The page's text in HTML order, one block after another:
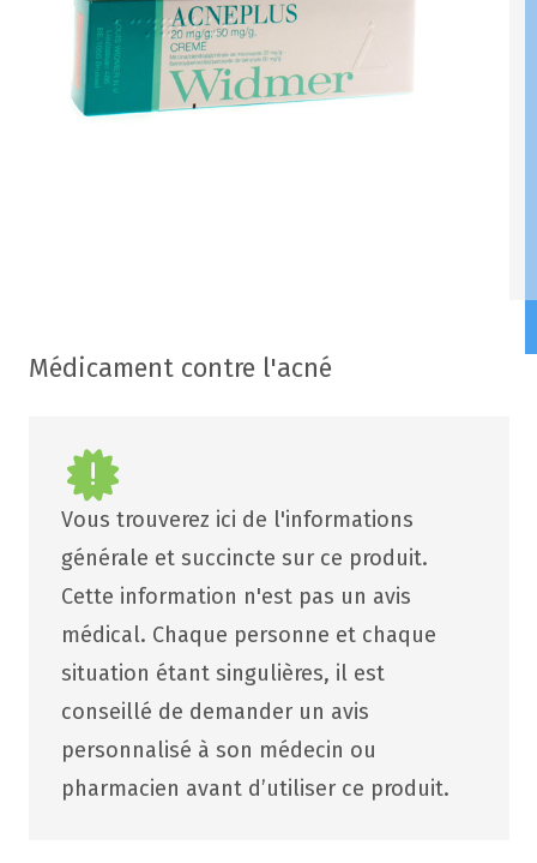
Médicament contre l'acné
Vous trouverez ici de l'informations
générale et succincte sur ce produit.
Cette information n'est pas un avis
médical. Chaque personne et chaque
situation étant singulières, il est
conseillé de demander un avis
personnalisé à son médecin ou
pharmacien avant d’utiliser ce produit.